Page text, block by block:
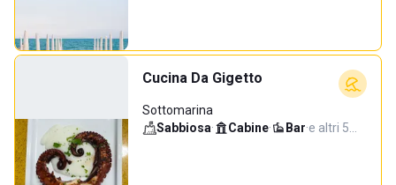
Cucina Da Gigetto
Sottomarina
Sabbiosa· Cabine· Bar·e altri 5…